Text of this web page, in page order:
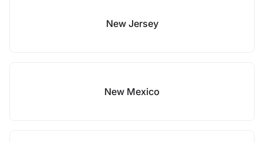
New Jersey
New Mexico